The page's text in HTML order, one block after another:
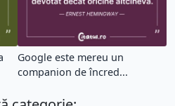
Google este mereu un
companion de încred...